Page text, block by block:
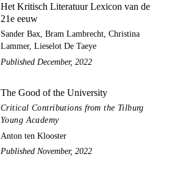
Het Kritisch Literatuur Lexicon van de
21e eeuw
Sander Bax, Bram Lambrecht, Christina
Lammer, Lieselot De Taeye
Published December, 2022
The Good of the University
Critical Contributions from the Tilburg
Young Academy
Anton ten Klooster
Published November, 2022